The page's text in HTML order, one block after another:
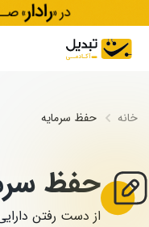
Skip to content
خانه حفظ سرمایه
حفظ
از دست رفتن